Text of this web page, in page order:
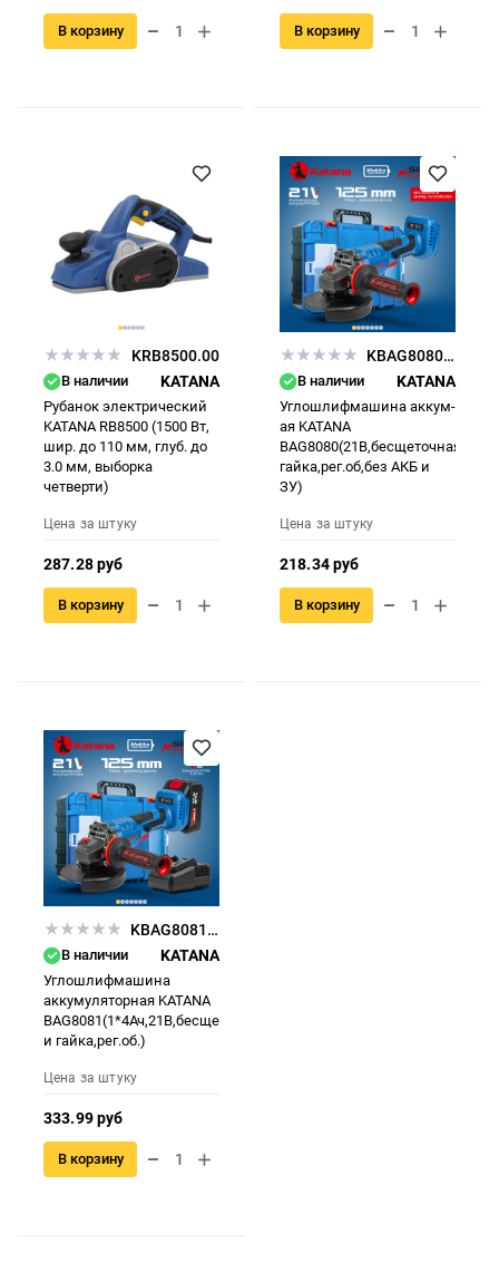
В корзину В корзину
KRB8500.00
В наличии KATANA
Рубанок электрический
KATANA RB8500 (1500 Вт,
шир. до 110 мм, глуб. до
3.0 мм, выборка
четверти)
Цена за штуку
287.28 руб
В корзину
KBAG8080.00
В наличии KATANA
Углошлифмашина аккум-
ая KATANA
гайка,рег.об,без АКБ и
ЗУ)
Цена за штуку
218.34 руб
В корзину
KBAG8081.00
В наличии KATANA
Углошлифмашина
аккумуляторная KATANA
BAG8081(1*4Ач,21В,бесщеточн,125х22мм,SDSкожух
и гайка,рег.об.)
Цена за штуку
333.99 руб
В корзину